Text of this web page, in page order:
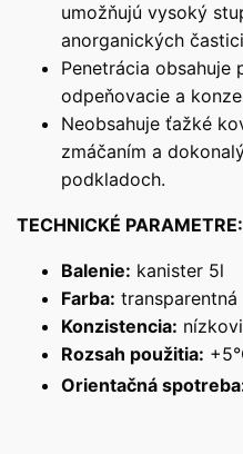
umožňujú vysoký
anorganických
Penetrácia
odpeňovacie a
Neobsahuje ťažké
zmáčaním a
podkladoch.
TECHNICKÉ PARAMETRE:
Balenie: kanister 5l
Farba: transparentná
Konzistencia:
Rozsah použitia:
Orientačná